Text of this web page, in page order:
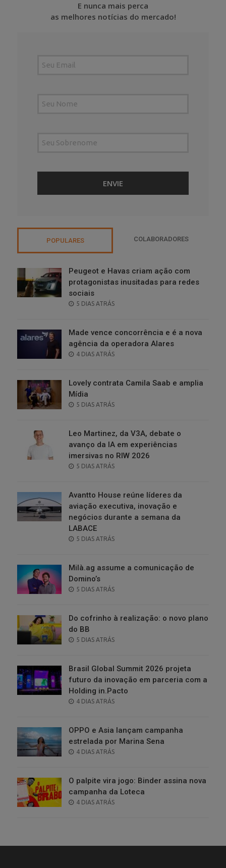
E nunca mais perca
as melhores notícias do mercado!
POPULARES COLABORADORES
Peugeot e Havas criam ação com
protagonistas inusitadas para redes
sociais
POSTED
5 DIAS ATRÁS
Made vence concorrência e é a nova
agência da operadora Alares
POSTED
4 DIAS ATRÁS
Lovely contrata Camila Saab e amplia
Mídia
POSTED
5 DIAS ATRÁS
Leo Martinez, da V3A, debate o
avanço da IA em experiências
imersivas no RIW 2026
POSTED
5 DIAS ATRÁS
Avantto House reúne líderes da
aviação executiva, inovação e
negócios durante a semana da
LABACE
POSTED
5 DIAS ATRÁS
Milà.ag assume a comunicação de
Domino’s
POSTED
5 DIAS ATRÁS
Do cofrinho à realização: o novo plano
do BB
POSTED
5 DIAS ATRÁS
Brasil Global Summit 2026 projeta
futuro da inovação em parceria com a
Holding in.Pacto
POSTED
4 DIAS ATRÁS
OPPO e Asia lançam campanha
estrelada por Marina Sena
POSTED
4 DIAS ATRÁS
O palpite vira jogo: Binder assina nova
campanha da Loteca
POSTED
4 DIAS ATRÁS